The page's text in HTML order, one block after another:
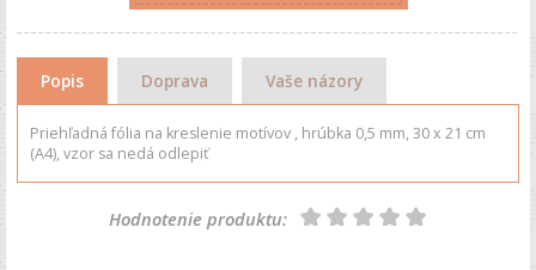
Popis Doprava Vaše názory
Priehľadná fólia na kreslenie motívov , hrúbka 0,5 mm, 30 x 21 cm
(A4), vzor sa nedá odlepiť
Hodnotenie produktu: